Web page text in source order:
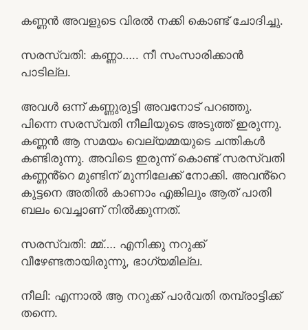
കണ്ണൻ അവളുടെ വിരൽ നക്കി കൊണ്ട് ചോദിച്ചു.
സരസ്വതി: കണ്ണാ….. നീ സംസാരിക്കാൻ
പാടില്ല.
അവൾ ഒന്ന് കണ്ണുരുട്ടി അവനോട് പറഞ്ഞു.
പിന്നെ സരസ്വതി നീലിയുടെ അടുത്ത് ഇരുന്നു.
കണ്ണൻ ആ സമയം വെല്യമ്മയുടെ ചന്തികൾ
കണ്ടിരുന്നു. അവിടെ ഇരുന്ന് കൊണ്ട് സരസ്വതി
കണ്ണൻ്റെ മുണ്ടിന് മുന്നിലേക്ക് നോക്കി. അവൻ്റെ
കുട്ടനെ അതിൽ കാണാം എങ്കിലും ആത് പാതി
ബലം വെച്ചാണ് നിൽക്കുന്നത്.
സരസ്വതി: മ്മ്…. എനിക്കു നറുക്ക്
വീഴേണ്ടതായിരുന്നു, ഭാഗ്യമില്ല.
നീലി: എന്നാൽ ആ നറുക്ക് പാർവതി തമ്പ്രാട്ടിക്ക്
തന്നെ.